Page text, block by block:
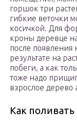
горшок три
гибкие веточки
косичкой. Для
кроны деревце
после появления
результате на
побеги, а как
тоже надо
взрослое
Как поливать